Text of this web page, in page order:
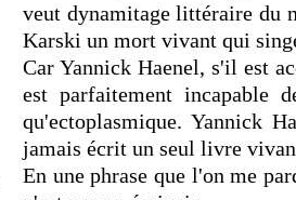
veut dynamitage littéraire du
Karski un mort vivant qui
Car Yannick Haenel, s'il est
est parfaitement incapable
qu'ectoplasmique. Yannick
jamais écrit un seul livre
En une phrase que l'on me